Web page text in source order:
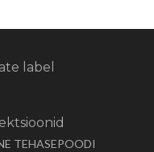
label
TEHASEPOODI